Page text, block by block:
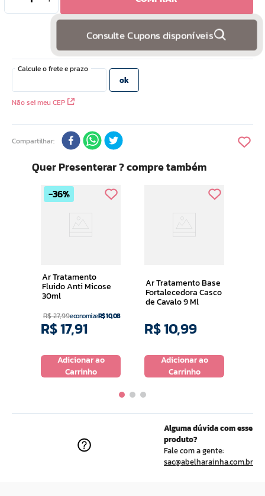
Consulte Cupons disponíveis
Não sei meu CEP
Compartilhar
Quer Presenterar ? compre também
36%
Ar Tratamento
Fluido Anti Micose
30ml
R$27,99economizeR$10,08
R$17,91
Adicionar ao
Carrinho
Ar Tratamento Base
Fortalecedora Casco
de Cavalo 9 Ml
R$10,99
Adicionar ao
Carrinho
Alguma dúvida com esse
produto?
Fale com a gente:
sac@abelharainha.com.br
10º hidratante